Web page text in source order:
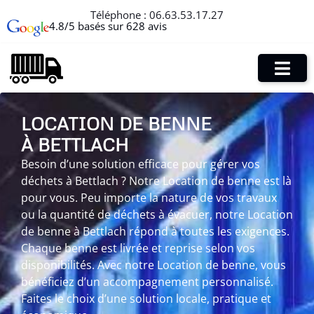
Téléphone : 06.63.53.17.27
4.8/5 basés sur 628 avis
LOCATION DE BENNE
À BETTLACH
Besoin d’une solution efficace pour gérer vos
déchets à Bettlach ? Notre Location de benne est là
pour vous. Peu importe la nature de vos travaux
ou la quantité de déchets à évacuer, notre Location
de benne à Bettlach répond à toutes les exigences.
Chaque benne est livrée et reprise selon vos
disponibilités. Avec notre Location de benne, vous
bénéficiez d’un accompagnement personnalisé.
Faites le choix d’une solution locale, pratique et